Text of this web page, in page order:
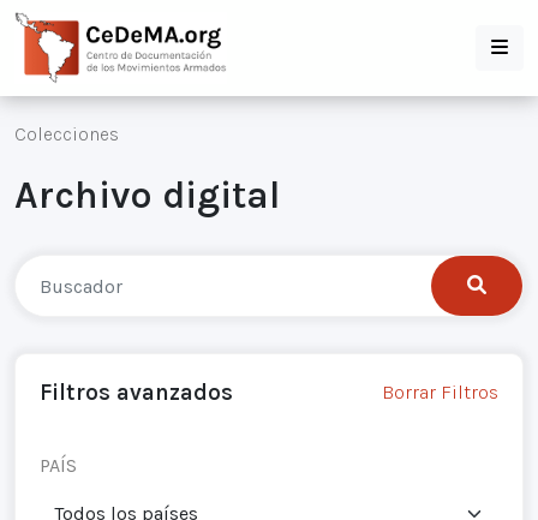
Colecciones
Archivo digital
Filtros avanzados Borrar Filtros
PAÍS